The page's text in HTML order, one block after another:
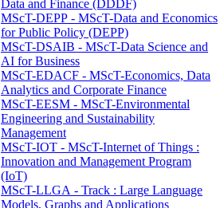
Data and Finance (DDDF)
MScT-DEPP - MScT-Data and Economics
for Public Policy (DEPP)
MScT-DSAIB - MScT-Data Science and
AI for Business
MScT-EDACF - MScT-Economics, Data
Analytics and Corporate Finance
MScT-EESM - MScT-Environmental
Engineering and Sustainability
Management
MScT-IOT - MScT-Internet of Things :
Innovation and Management Program
(IoT)
MScT-LLGA - Track : Large Language
Models, Graphs and Applications